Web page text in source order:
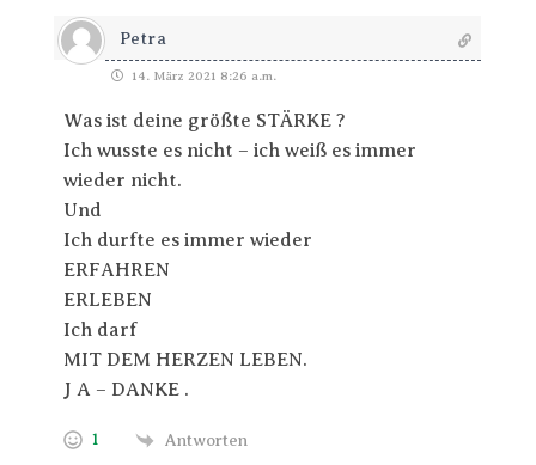
Petra
14. März 2021 8:26 a.m.
Was ist deine größte STÄRKE ?
Ich wusste es nicht – ich weiß es immer
wieder nicht.
Und
Ich durfte es immer wieder
ERFAHREN
ERLEBEN
Ich darf
MIT DEM HERZEN LEBEN.
J A – DANKE .
1 Antworten